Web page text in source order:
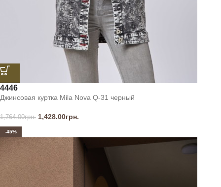
4446
Джинсовая куртка Mila Nova Q-31 черный
1,764.00грн. 1,428.00грн.
-45%